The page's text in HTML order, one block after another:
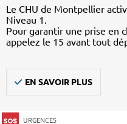
Le CHU de Montpellier
Niveau 1.
Pour garantir une prise en
appelez le 15 avant tout
EN SAVOIR PLUS
URGENCES